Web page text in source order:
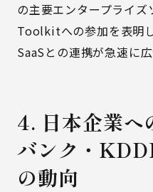
の主要エンタープライ
Toolkitへの参加を表明
SaaSとの連携が急速に
4. 日本企業へ
バンク・
の動向